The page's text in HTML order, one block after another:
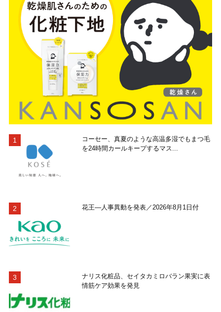
コーセー、真夏のような高温多湿でもまつ毛
を24時間カールキープするマス...
花王―人事異動を発表／2026年8月1日付
ナリス化粧品、セイタカミロバラン果実に表
情筋ケア効果を発見